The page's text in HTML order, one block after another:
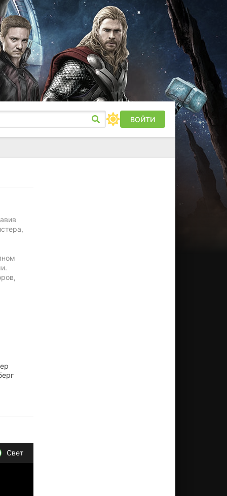
ВОЙТИ
Свет